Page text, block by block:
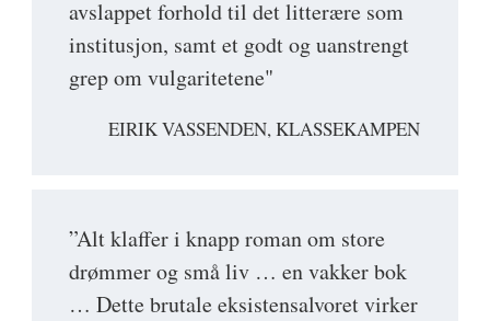
avslappet forhold til det litterære som
institusjon, samt et godt og uanstrengt
grep om vulgaritetene"
EIRIK VASSENDEN, KLASSEKAMPEN
”Alt klaffer i knapp roman om store
drømmer og små liv … en vakker bok
… Dette brutale eksistensalvoret virker